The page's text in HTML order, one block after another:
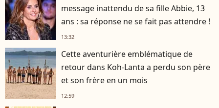
message inattendu de sa fille Abbie, 13
ans : sa réponse ne se fait pas attendre !
13:32
Cette aventurière emblématique de
retour dans Koh-Lanta a perdu son père
et son frère en un mois
12:59